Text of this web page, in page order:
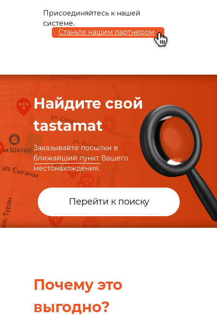
Присоединяйтесь к нашей
системе.
Станьте нашим партнером
Перейти к поиску
Найдите свой
tastamat
Заказывайте посылки в
ближайший пункт Вашего
местонахождения.
Почему это
выгодно?